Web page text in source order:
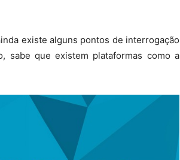
existe alguns pontos de interrogação
sabe que existem plataformas como a